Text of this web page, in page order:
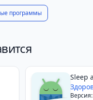
и общим
частью
программы
Sleep